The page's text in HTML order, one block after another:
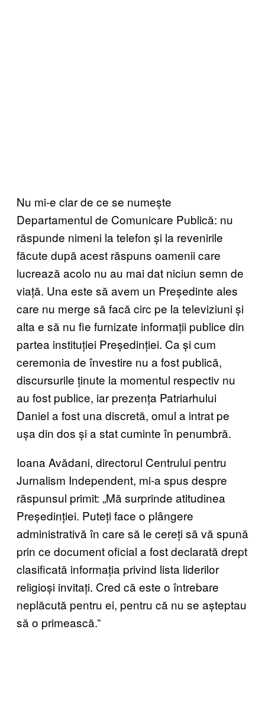
Nu mi-e clar de ce se numește
Departamentul de Comunicare Publică: nu
răspunde nimeni la telefon și la revenirile
făcute după acest răspuns oamenii care
lucrează acolo nu au mai dat niciun semn de
viață. Una este să avem un Președinte ales
care nu merge să facă circ pe la televiziuni și
alta e să nu fie furnizate informații publice din
partea instituției Președinției. Ca și cum
ceremonia de învestire nu a fost publică,
discursurile ținute la momentul respectiv nu
au fost publice, iar prezența Patriarhului
Daniel a fost una discretă, omul a intrat pe
ușa din dos și a stat cuminte în penumbră.
Ioana Avădani, directorul Centrului pentru
Jurnalism Independent, mi-a spus despre
răspunsul primit: „Mă surprinde atitudinea
Președinției. Puteți face o plângere
administrativă în care să le cereți să vă spună
prin ce document oficial a fost declarată drept
clasificată informația privind lista liderilor
religioși invitați. Cred că este o întrebare
neplăcută pentru ei, pentru că nu se așteptau
să o primească.”